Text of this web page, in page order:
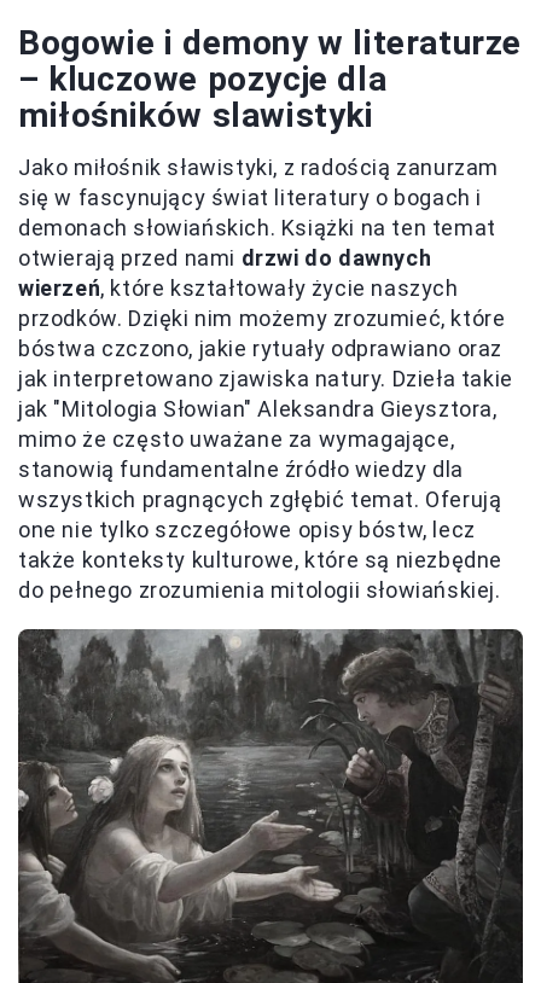
Bogowie i demony w literaturze
– kluczowe pozycje dla
miłośników slawistyki
Jako miłośnik sławistyki, z radością zanurzam
się w fascynujący świat literatury o bogach i
demonach słowiańskich. Książki na ten temat
otwierają przed nami drzwi do dawnych
wierzeń, które kształtowały życie naszych
przodków. Dzięki nim możemy zrozumieć, które
bóstwa czczono, jakie rytuały odprawiano oraz
jak interpretowano zjawiska natury. Dzieła takie
jak "Mitologia Słowian" Aleksandra Gieysztora,
mimo że często uważane za wymagające,
stanowią fundamentalne źródło wiedzy dla
wszystkich pragnących zgłębić temat. Oferują
one nie tylko szczegółowe opisy bóstw, lecz
także konteksty kulturowe, które są niezbędne
do pełnego zrozumienia mitologii słowiańskiej.